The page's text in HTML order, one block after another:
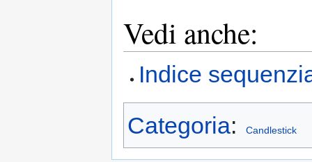
Vedi anche:
Indice
Categoria: Candlestick